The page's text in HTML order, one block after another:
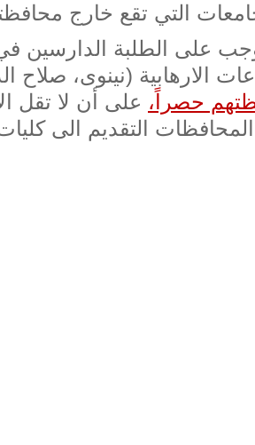
التي تقع خارج
على الطلبة الدارسين
الارهابية (نينوى، صلاح
حصراً،
التقديم الى